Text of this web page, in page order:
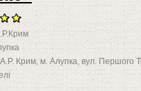
А.Р. Крим, м. Алупка, вул. Першого